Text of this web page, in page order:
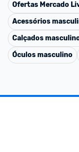
Ofertas Mercado
Acessórios
Calçados
Óculos masculino